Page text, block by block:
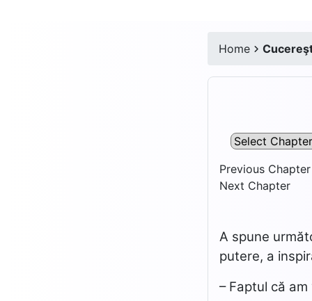
Home
Previous Chapter
Next Chapter
A spune
putere, a
– Faptul că